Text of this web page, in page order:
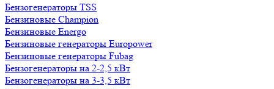
Бензогенераторы TSS
Бензиновые Champion
Бензиновые Energo
Бензиновые генераторы Europower
Бензиновые генераторы Fubag
Бензогенераторы на 2-2,5 кВт
Бензогенераторы на 3-3,5 кВт